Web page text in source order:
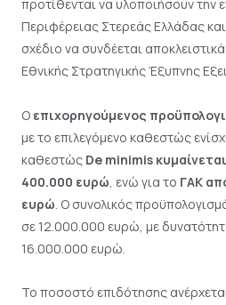
προτίθενται να υλοποιήσουν την
Περιφέρειας Στερεάς Ελλάδας
σχέδιο να συνδέεται
Εθνικής Στρατηγικής Έξυπνης
Ο επιχορηγούμενος
με το επιλεγόμενο καθεστώς
καθεστώς De minimis
400.000 ευρώ, ενώ για το ΓΑΚ
ευρώ. Ο συνολικός
σε 12.000.000 ευρώ, με
16.000.000 ευρώ.
Το ποσοστό επιδότησης